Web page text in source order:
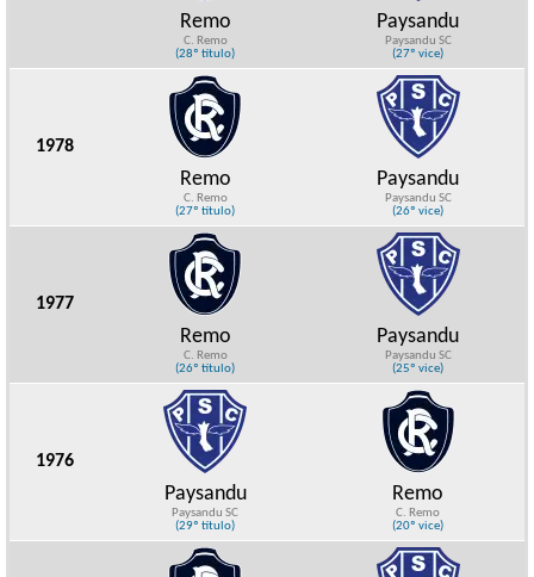
Remo
C. Remo
(28º título)
Paysandu
Paysandu SC
(27º vice)
1978
Remo
C. Remo
(27º título)
Paysandu
Paysandu SC
(26º vice)
1977
Remo
C. Remo
(26º título)
Paysandu
Paysandu SC
(25º vice)
1976
Paysandu
Paysandu SC
(29º título)
Remo
C. Remo
(20º vice)